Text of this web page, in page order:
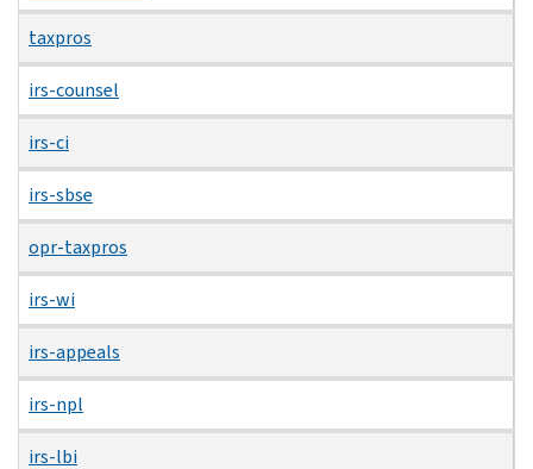
taxpros
irs-counsel
irs-ci
irs-sbse
opr-taxpros
irs-wi
irs-appeals
irs-npl
irs-lbi